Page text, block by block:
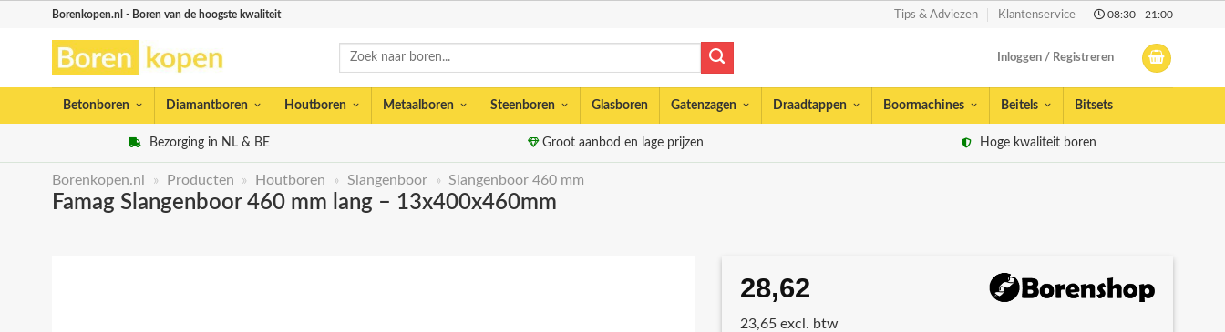
Borenkopen.nl - Boren van de hoogste kwaliteit Tips & Adviezen Klantenservice 08:30 - 21:00
Zoeken
Inloggen / Registreren
Betonboren Diamantboren Houtboren Metaalboren Steenboren Glasboren Gatenzagen Draadtappen Boormachines Beitels Bitsets
Bezorging in NL & BE Groot aanbod en lage prijzen Hoge kwaliteit boren
Borenkopen.nl » Producten » Houtboren » Slangenboor » Slangenboor 460 mm
Famag Slangenboor 460 mm lang – 13x400x460mm
28,62
23,65 excl. btw